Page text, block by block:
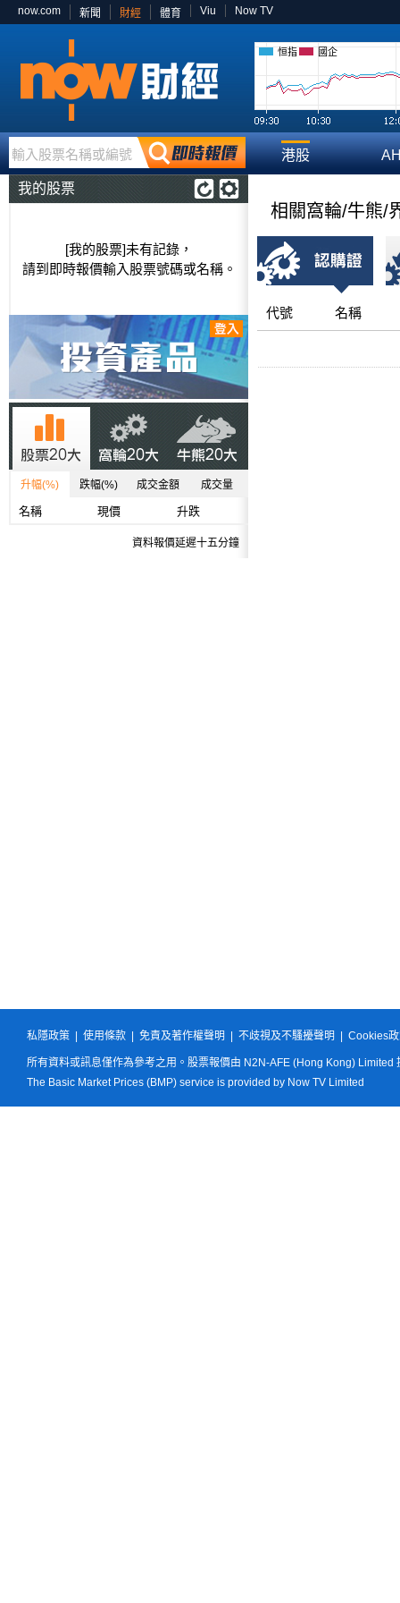
now.com 新聞 財經 體育 Viu Now TV
恒指 國企
輸入股票名稱或編號 港股
我的股票
[我的股票]未有記錄，
請到即時報價輸入股票號碼或名稱。
升幅(%) 跌幅(%) 成交金額 成交量
名稱 現價 升跌
資料報價延遲十五分鐘
相關窩輪/牛熊/
代號 名稱
私隱政策 使用條款 免責及著作權聲明 不歧視及不騷擾聲明 Cookies
所有資料或訊息僅作為參考之用。股票報價由 N2N-AFE (Hong Kong) Limited
The Basic Market Prices (BMP) service is provided by Now TV Limited